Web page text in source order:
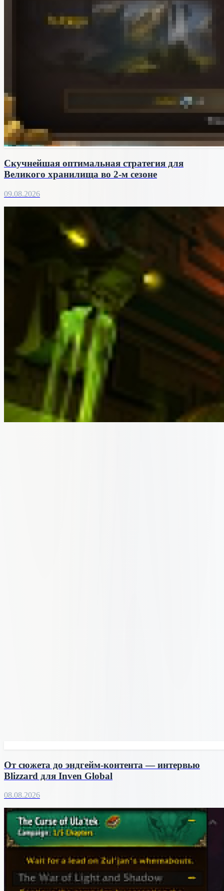
Скучнейшая оптимальная стратегия для
Великого хранилища во 2-м сезоне
09.08.2026
От сюжета до эндгейм-контента — интервью
Blizzard для Inven Global
08.08.2026